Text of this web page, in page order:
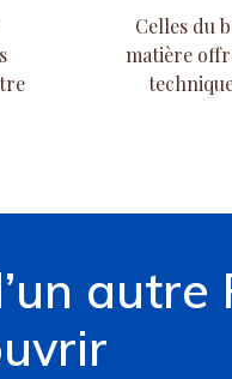
Celles du
matière
autre